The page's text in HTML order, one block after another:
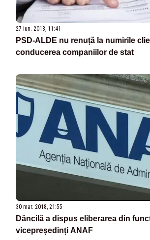
27 iun. 2018, 11:41
PSD-ALDE nu renuță la numirile
conducerea companiilor de stat
30 mar. 2018, 21:55
Dăncilă a dispus eliberarea din
vicepreședinți ANAF